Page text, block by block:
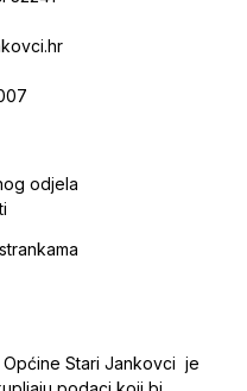
odjela
Stari Jankovci je